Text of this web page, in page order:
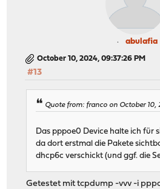
abulafia
October 10, 2024, 09:37:26 PM
#13
Quote from: franco on October 10,
Das pppoe0 Device halte ich für
da dort erstmal die Pakete
dhcp6c verschickt (und ggf. die
Getestet mit tcpdump -vvv -i